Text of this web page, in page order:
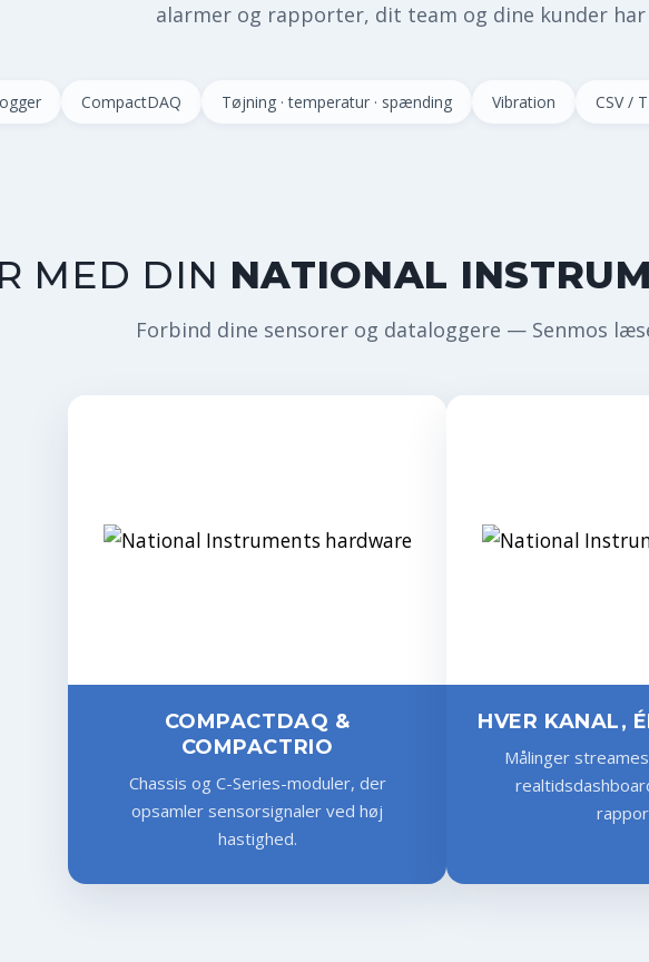
alarmer og rapporter, dit team og dine kunder
CompactDAQ Tøjning · temperatur · spænding Vibration CSV /
MED DIN NATIONAL
Forbind dine sensorer og dataloggere — Senmos
COMPACTDAQ &
COMPACTRIO
Chassis og C-Series-moduler, der
opsamler sensorsignaler ved høj
hastighed.
HVER KANAL,
Målinger